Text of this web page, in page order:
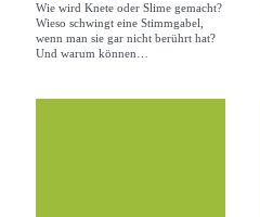
Wie wird Knete oder Slime gemacht?
Wieso schwingt eine Stimmgabel,
wenn man sie gar nicht berührt hat?
Und warum können…